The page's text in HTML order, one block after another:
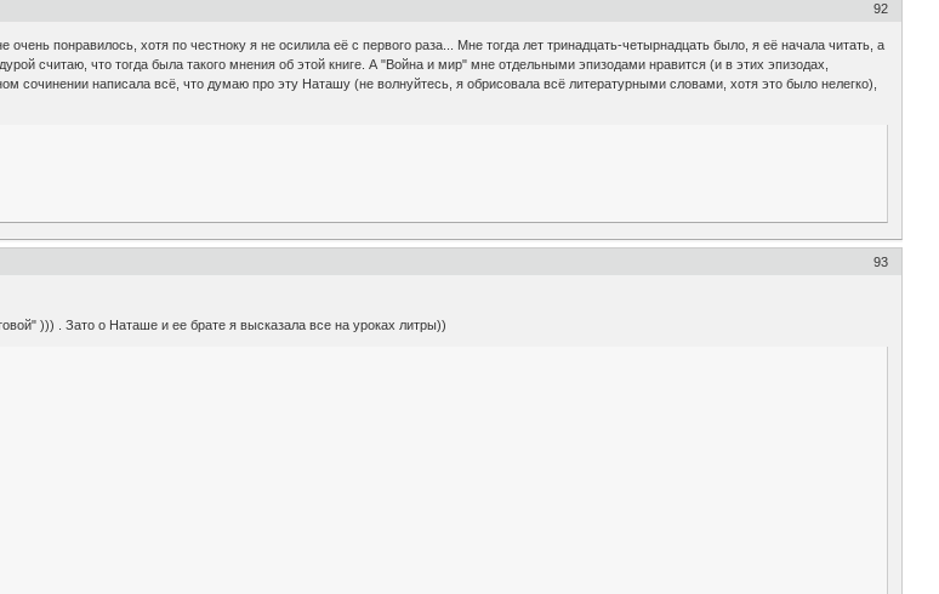
92
понравилось, хотя по честноку я не осилила её с первого раза... Мне тогда лет тринадцать-четырнадцать было, я её начала читать, а
считаю, что тогда была такого мнения об этой книге. А "Война и мир" мне отдельными эпизодами нравится (и в этих эпизодах,
сочинении написала всё, что думаю про эту Наташу (не волнуйтесь, я обрисовала всё литературными словами, хотя это было нелегко),
93
))) . Зато о Наташе и ее брате я высказала все на уроках литры))